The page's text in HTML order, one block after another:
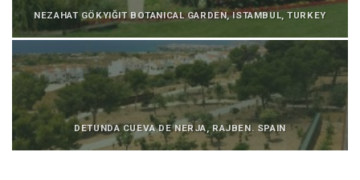
NEZAHAT GÖKYIĞIT BOTANICAL GARDEN, ISTAMBUL, TURKEY
DETUNDA CUEVA DE NERJA, RAJBEN. SPAIN